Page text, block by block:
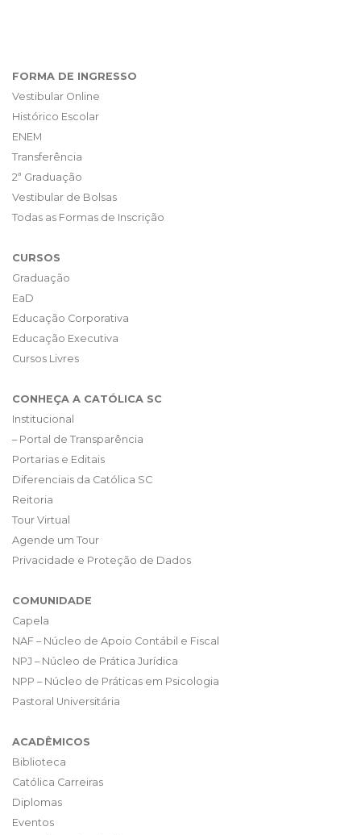
FORMA DE INGRESSO
Vestibular Online
Histórico Escolar
ENEM
Transferência
2ª Graduação
Vestibular de Bolsas
Todas as Formas de Inscrição
CURSOS
Graduação
EaD
Educação Corporativa
Educação Executiva
Cursos Livres
CONHEÇA A CATÓLICA SC
Institucional
– Portal de Transparência
Portarias e Editais
Diferenciais da Católica SC
Reitoria
Tour Virtual
Agende um Tour
Privacidade e Proteção de Dados
COMUNIDADE
Capela
NAF – Núcleo de Apoio Contábil e Fiscal
NPJ – Núcleo de Prática Jurídica
NPP – Núcleo de Práticas em Psicologia
Pastoral Universitária
ACADÊMICOS
Biblioteca
Católica Carreiras
Diplomas
Eventos